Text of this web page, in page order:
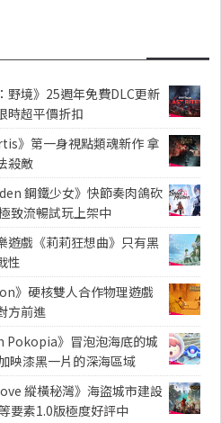
野境》25週年免費DLC更新
時超平價折扣
》第一身視點類魂新作 拿
殺敵
鋼鐵少女》快節奏肉鴿砍
致流暢試玩上架中
遊戲《莉莉狂想曲》只有黑
性
》硬核雙人合作物理遊戲
方前進
Pokopia》冒泡泡海底的城
映漆黑一片的深海區域
縱橫秘灣》海盜城市建設
要素1.0版極度好評中